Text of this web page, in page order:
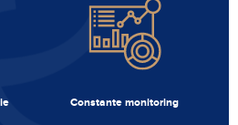
Constante monitoring